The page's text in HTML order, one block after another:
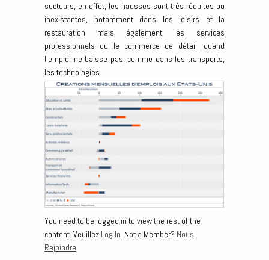
secteurs, en effet, les hausses sont très réduites ou
inexistantes, notamment dans les loisirs et la
restauration mais également les services
professionnels ou le commerce de détail, quand
l’emploi ne baisse pas, comme dans les transports,
les technologies.
You need to be logged in to view the rest of the
content. Veuillez Log In. Not a Member? Nous
Rejoindre